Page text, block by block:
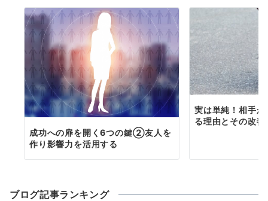
成功への扉を開く6つの鍵②友人を
作り影響力を活用する
実は単純！相手
る理由とその改善
ブログ記事ランキング